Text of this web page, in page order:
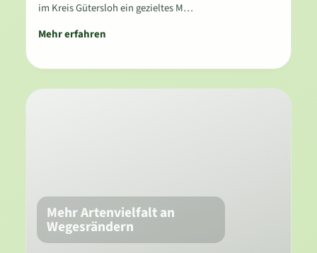
im Kreis Gütersloh ein gezieltes M…
Mehr erfahren
Mehr Artenvielfalt an
Wegesrändern